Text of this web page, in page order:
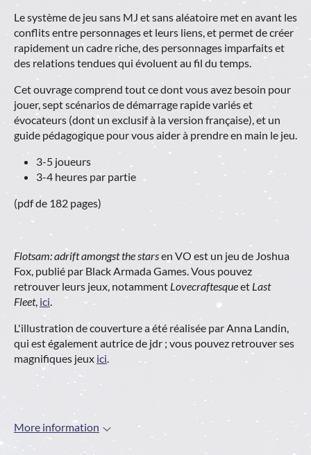
Le système de jeu sans MJ et sans aléatoire met en avant les
conflits entre personnages et leurs liens, et permet de créer
rapidement un cadre riche, des personnages imparfaits et
des relations tendues qui évoluent au fil du temps.
Cet ouvrage comprend tout ce dont vous avez besoin pour
jouer, sept scénarios de démarrage rapide variés et
évocateurs (dont un exclusif à la version française), et un
guide pédagogique pour vous aider à prendre en main le jeu.
3-5 joueurs
3-4 heures par partie
(pdf de 182 pages)
Flotsam: adrift amongst the starsen VO est un jeu de Joshua
Fox, publié par Black Armada Games. Vous pouvez
retrouver leurs jeux, notamment Lovecraftesqueet Last
Fleet, ici
L'illustration de couverture a été réalisée par Anna Landin,
qui est également autrice de jdr ; vous pouvez retrouver ses
magnifiques jeux ici
More information